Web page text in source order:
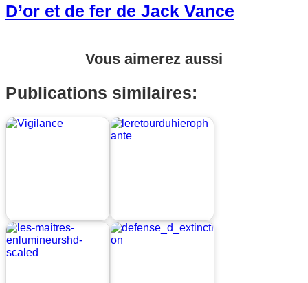
D’or et de fer de Jack Vance
Vous aimerez aussi
Publications similaires: